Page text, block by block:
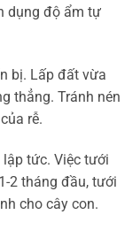
dụng độ ẩm tự
bị. Lấp đất vừa
thẳng. Tránh nén
rễ.
tức. Việc tưới
2 tháng đầu, tưới
cho cây con.